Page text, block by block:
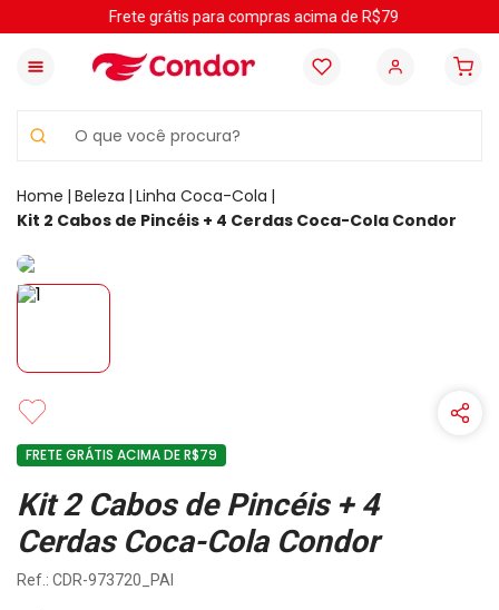
Frete grátis para compras acima de R$79
Beleza Linha Coca-Cola
Kit 2 Cabos de Pincéis + 4 Cerdas Coca-Cola Condor
FRETE GRÁTIS ACIMA DE R$79
Kit 2 Cabos de Pincéis + 4
Cerdas Coca-Cola Condor
: CDR-973720_PAI